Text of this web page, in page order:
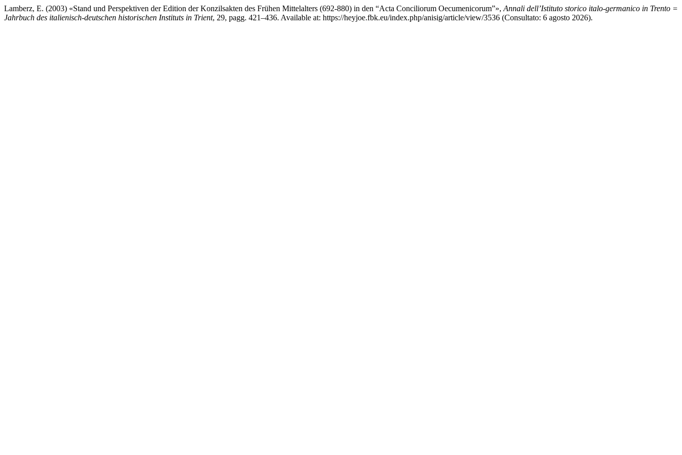
Lamberz, E. (2003) «Stand und Perspektiven der Edition der Konzilsakten des Frühen Mittelalters (692-880) in den “Acta Conciliorum Oecumenicorum”», Annali dell’Istituto storico italo-germanico in Trento =
Jahrbuch des italienisch-deutschen historischen Instituts in Trient, 29, pagg. 421–436. Available at: https://heyjoe.fbk.eu/index.php/anisig/article/view/3536 (Consultato: 6 agosto 2026).